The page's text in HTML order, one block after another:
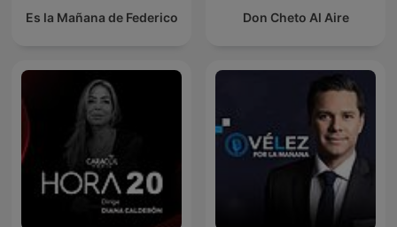
Es la Mañana de Federico Don Cheto Al Aire